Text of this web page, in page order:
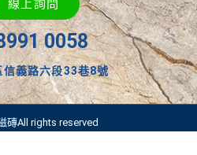
線上詢問
0058
信義路六段33巷8號
磚All rights reserved